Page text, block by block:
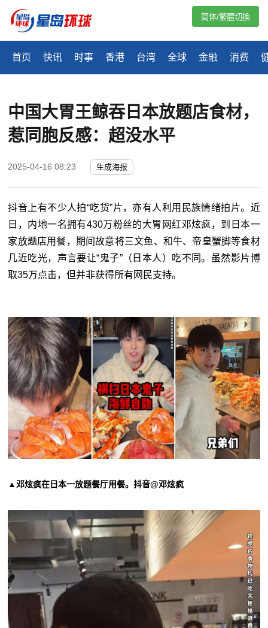
首页 快讯 时事 香港 台湾 全球 金融 消费
简体/繁體切換
中国大胃王鲸吞日本放题店食材，
惹同胞反感：超没水平
2025-04-16 08:23 生成海报
抖音上有不少人拍“吃货”片，亦有人利用民族情绪拍片。近
日，内地一名拥有430万粉丝的大胃网红邓炫疯，到日本一
家放题店用餐，期间故意将三文鱼、和牛、帝皇蟹脚等食材
几近吃光，声言要让“鬼子”（日本人）吃不同。虽然影片博
取35万点击，但并非获得所有网民支持。
▲邓炫疯在日本一放题餐厅用餐。抖音@邓炫疯